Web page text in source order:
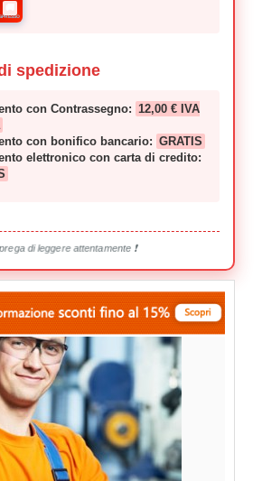
🚚
spedizione
con Contrassegno: 12,00 € IVA
con bonifico bancario: GRATIS
elettronico con carta di credito:
prega di leggere attentamente ❗